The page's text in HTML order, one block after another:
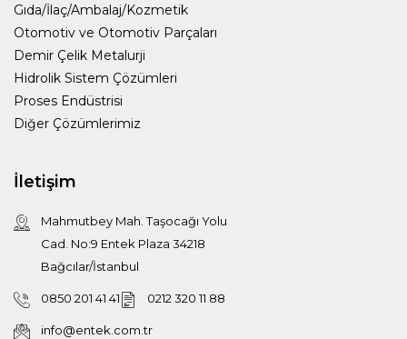
Gıda/İlaç/Ambalaj/Kozmetik
Otomotiv ve Otomotiv Parçaları
Demir Çelik Metalurji
Hidrolik Sistem Çözümleri
Proses Endüstrisi
Diğer Çözümlerimiz
İletişim
Mahmutbey Mah. Taşocağı Yolu
Cad. No:9 Entek Plaza 34218
Bağcılar/İstanbul
0850 201 41 41 0212 320 11 88
info@entek.com.tr